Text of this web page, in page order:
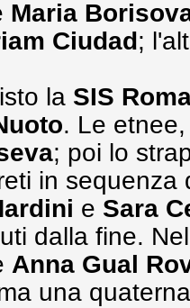
Maria
Ciudad;
la SIS
. Le
; poi lo
in sequenza
e Sara
dalla fine.
Anna Gual
una